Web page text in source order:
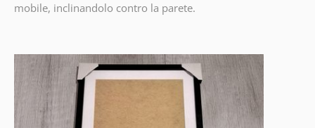
mobile, inclinandolo contro la parete.